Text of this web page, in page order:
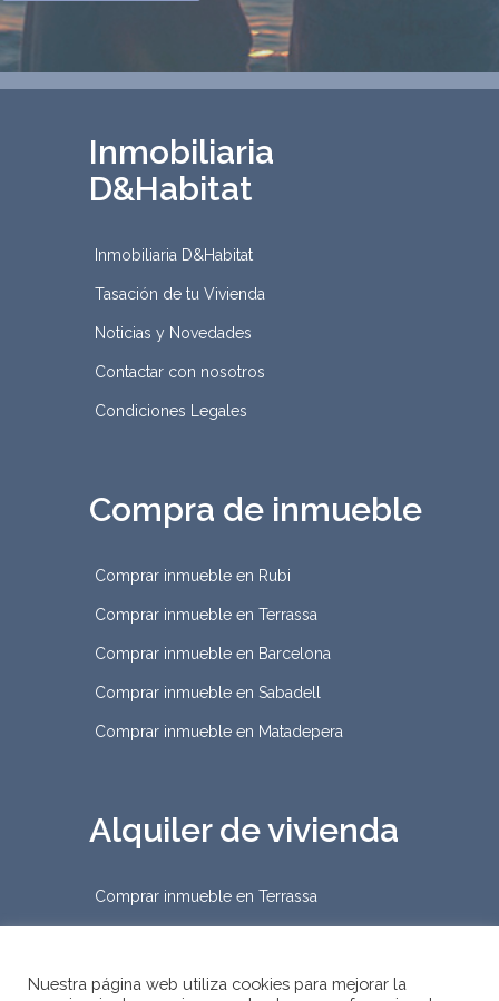
Inmobiliaria
D&Habitat
Inmobiliaria D&Habitat
Tasación de tu Vivienda
Noticias y Novedades
Contactar con nosotros
Condiciones Legales
Compra de inmueble
Comprar inmueble en Rubi
Comprar inmueble en Terrassa
Comprar inmueble en Barcelona
Comprar inmueble en Sabadell
Comprar inmueble en Matadepera
Alquiler de vivienda
Comprar inmueble en Terrassa
Nuestra página web utiliza cookies para mejorar la